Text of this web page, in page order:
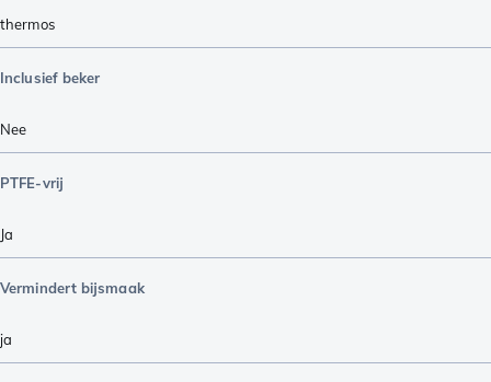
thermos
Inclusief beker
Nee
PTFE-vrij
Ja
Vermindert bijsmaak
ja